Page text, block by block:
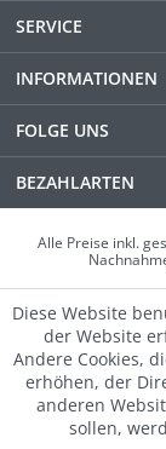
SERVICE
INFORMATIONEN
FOLGE UNS
BEZAHLARTEN
Alle Preise inkl.
Diese Website
der Website
Andere Cookies,
erhöhen, der
anderen
sollen,